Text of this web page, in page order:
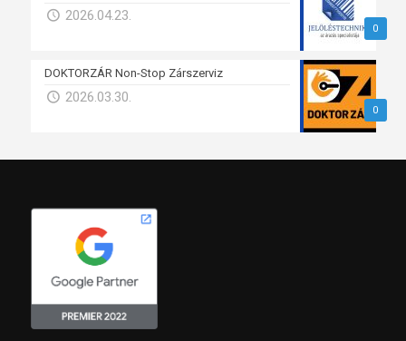
0
2026.04.23.
0
DOKTORZÁR Non-Stop Zárszerviz
2026.03.30.